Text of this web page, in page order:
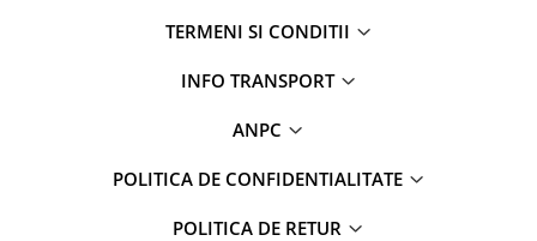
TERMENI SI CONDITII
INFO TRANSPORT
ANPC
POLITICA DE CONFIDENTIALITATE
POLITICA DE RETUR